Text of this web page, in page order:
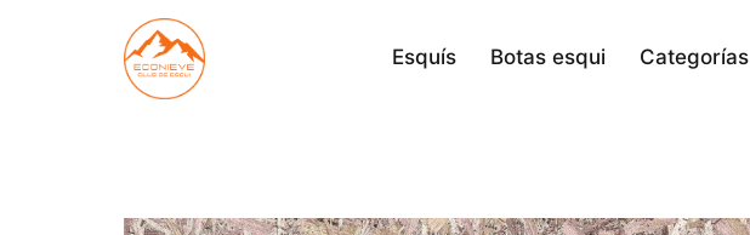
Esquís Botas esqui Categorías